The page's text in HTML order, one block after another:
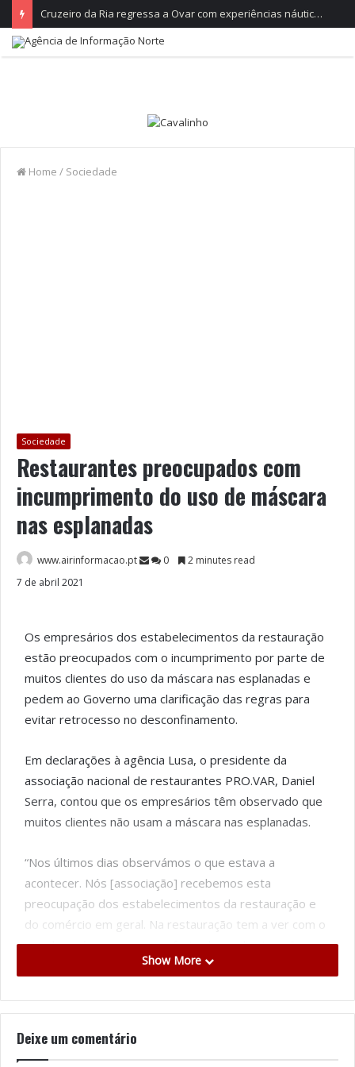
Cruzeiro da Ria regressa a Ovar com experiências náuticas e observação de aves
Home / Sociedade
Sociedade
Restaurantes preocupados com
incumprimento do uso de máscara
nas esplanadas
www.airinformacao.pt 0
2 minutes read
7 de abril 2021
Os empresários dos estabelecimentos da restauração
estão preocupados com o incumprimento por parte de
muitos clientes do uso da máscara nas esplanadas e
pedem ao Governo uma clarificação das regras para
evitar retrocesso no desconfinamento.
Em declarações à agência Lusa, o presidente da
associação nacional de restaurantes PRO.VAR, Daniel
Serra, contou que os empresários têm observado que
muitos clientes não usam a máscara nas esplanadas.
“Nos últimos dias observámos o que estava a
acontecer. Nós [associação] recebemos esta
preocupação dos estabelecimentos da restauração e
do comércio em geral. Na restauração tem a ver com o
uso das máscaras e com o facto de os clientes não
estarem a respeitar o pedido, e muitos empresários
se possa evitar um retrocesso no desconfinamento”,
Show More
Deixe um comentário